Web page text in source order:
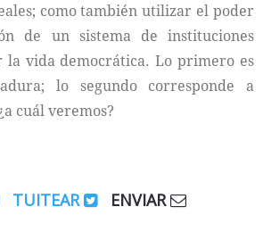
como también utilizar el poder
de un sistema de instituciones
vida democrática. Lo primero es
lo segundo corresponde a
cuál veremos?
TUITEAR
ENVIAR